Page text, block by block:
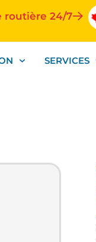
routière 24/7
SERVICES